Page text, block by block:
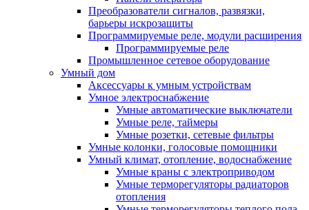
Преобразователи сигналов, развязки,
барьеры искрозащиты
Программируемые реле, модули расширения
Программируемые реле
Промышленное сетевое оборудование
Умный дом
Аксессуары к умным устройствам
Умное электроснабжение
Умные автоматические выключатели
Умные реле, таймеры
Умные розетки, сетевые фильтры
Умные колонки, голосовые помощники
Умный климат, отопление, водоснабжение
Умные краны с электроприводом
Умные терморегуляторы радиаторов
отопления